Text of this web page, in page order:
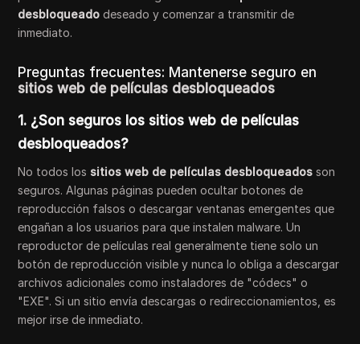
desbloqueado deseado y comenzar a transmitir de
inmediato.
Preguntas frecuentes: Mantenerse seguro en
sitios web de películas desbloqueados
1. ¿Son seguros los sitios web de películas
desbloqueados?
No todos los sitios web de películas desbloqueados son
seguros. Algunas páginas pueden ocultar botones de
reproducción falsos o descargar ventanas emergentes que
engañan a los usuarios para que instalen malware. Un
reproductor de películas real generalmente tiene solo un
botón de reproducción visible y nunca lo obliga a descargar
archivos adicionales como instaladores de "códecs" o
"EXE". Si un sitio envía descargas o redireccionamientos, es
mejor irse de inmediato.